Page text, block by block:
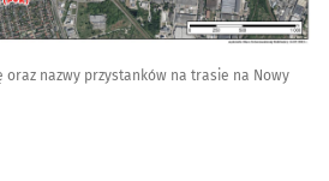
nazwy przystanków na trasie na Nowy